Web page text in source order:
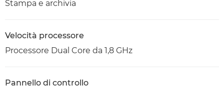
Stampa e archivia
Velocità processore
Processore Dual Core da 1,8 GHz
Pannello di controllo